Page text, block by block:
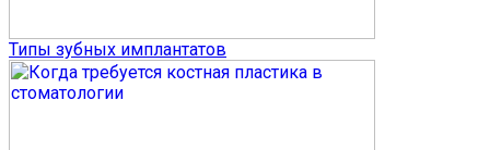
Типы зубных имплантатов